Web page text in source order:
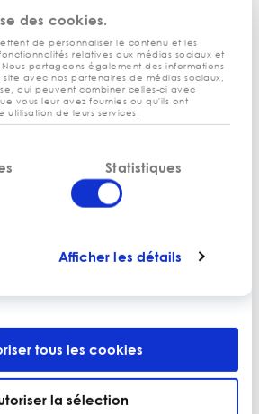
des cookies.
de personnaliser le contenu et les
relatives aux médias sociaux et
partageons également des informations
site avec nos partenaires de médias sociaux,
qui peuvent combiner celles-ci avec
vous leur avez fournies ou qu'ils ont
utilisation de leurs services.
Statistiques
Afficher les détails
tous les cookies
la sélection
également des
territoire : changement de régime
périmètre ou transfert de
proposé par Ecofinance vise à
nécessaires pour leurs prises de
aux évolutions de la collectivité.
de la mission a été
humaines a travaillé en étroite